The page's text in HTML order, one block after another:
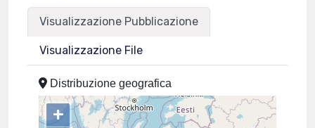
Visualizzazione Pubblicazione
Visualizzazione File
Distribuzione geografica
+